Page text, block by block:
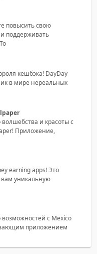
повысить свою
поддерживать
кешбэка! DayDay
в мире нереальных
и красоты с
Приложение,
earning apps! Это
уникальную
с Mexico
приложением